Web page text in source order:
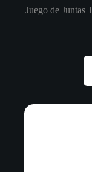
Juego de Juntas